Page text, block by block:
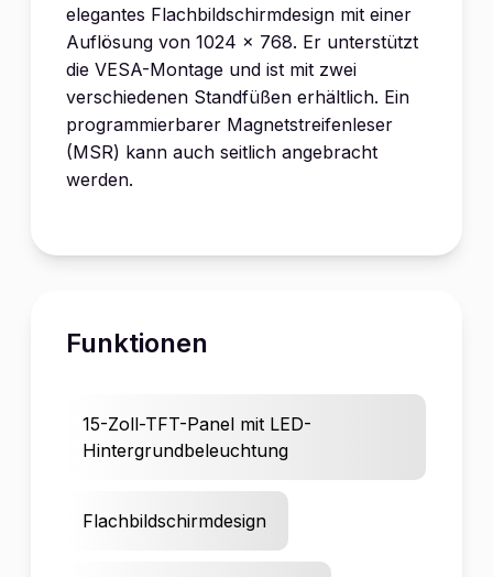
elegantes Flachbildschirmdesign mit einer
Auflösung von 1024 x 768. Er unterstützt
die VESA-Montage und ist mit zwei
verschiedenen Standfüßen erhältlich. Ein
programmierbarer Magnetstreifenleser
(MSR) kann auch seitlich angebracht
werden.
Funktionen
15-Zoll-TFT-Panel mit LED-
Hintergrundbeleuchtung
Flachbildschirmdesign